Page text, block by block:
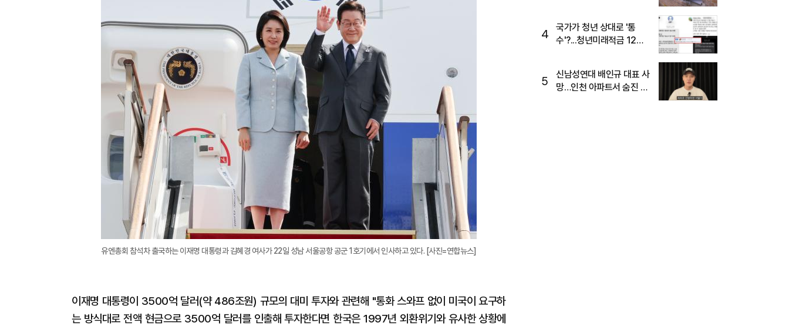
유엔총회 참석차 출국하는 이재명 대통령과 김혜경 여사가 22일 성남 서울공항 공군 1호기에서 인사하고 있다. [사진=연합뉴스]
이재명 대통령이 3500억 달러(약 486조원) 규모의 대미 투자와 관련해 "통화 스와프 없이 미국이 요구하
는 방식대로 전액 현금으로 3500억 달러를 인출해 투자한다면 한국은 1997년 외환위기와 유사한 상황에
4
국가가 청년 상대로 '통
수'?...청년미래적금 12%
5
신남성연대 배인규 대표 사
망…인천 아파트서 숨진 채